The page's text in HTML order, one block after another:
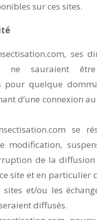
sur ces sites.
ses
ne sauraient
pour quelque
d’une connexion
se
modification,
de la
site et en particulier
sites et/ou les
diffusés.